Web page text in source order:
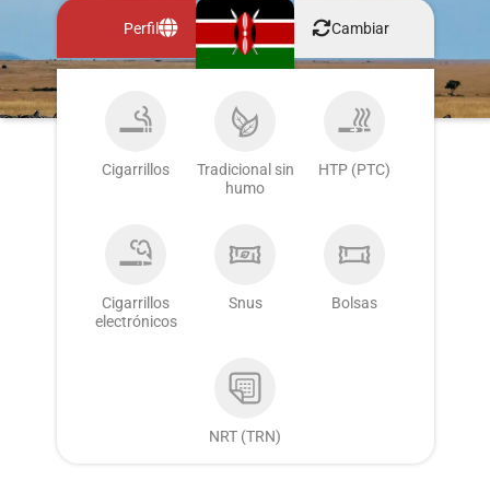
Perfil Cambiar
Cigarrillos
Tradicional sin
humo
HTP (PTC)
Cigarrillos
electrónicos
Snus Bolsas
NRT (TRN)